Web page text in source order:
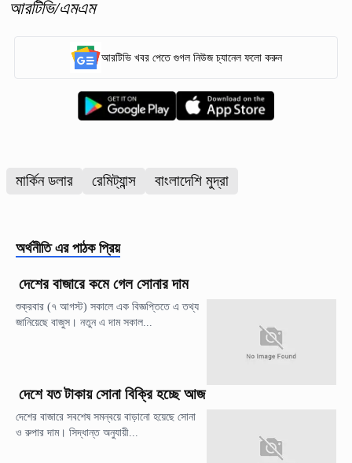
আরটিভি/এমএম
আরটিভি খবর পেতে গুগল নিউজ চ্যানেল ফলো করুন
মার্কিন ডলার রেমিট্যান্স বাংলাদেশি মুদ্রা
অর্থনীতি এর পাঠক প্রিয়
দেশের বাজারে কমে গেল সোনার দাম
শুক্রবার (৭ আগস্ট) সকালে এক বিজ্ঞপ্তিতে এ তথ্য
জানিয়েছে বাজুস। নতুন এ দাম সকাল...
দেশে যত টাকায় সোনা বিক্রি হচ্ছে আজ
দেশের বাজারে সবশেষ সমন্বয়ে বাড়ানো হয়েছে সোনা
ও রুপার দাম। সিদ্ধান্ত অনুযায়ী...